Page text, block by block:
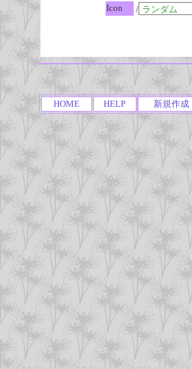
Icon
/
HOME HELP 新規作成